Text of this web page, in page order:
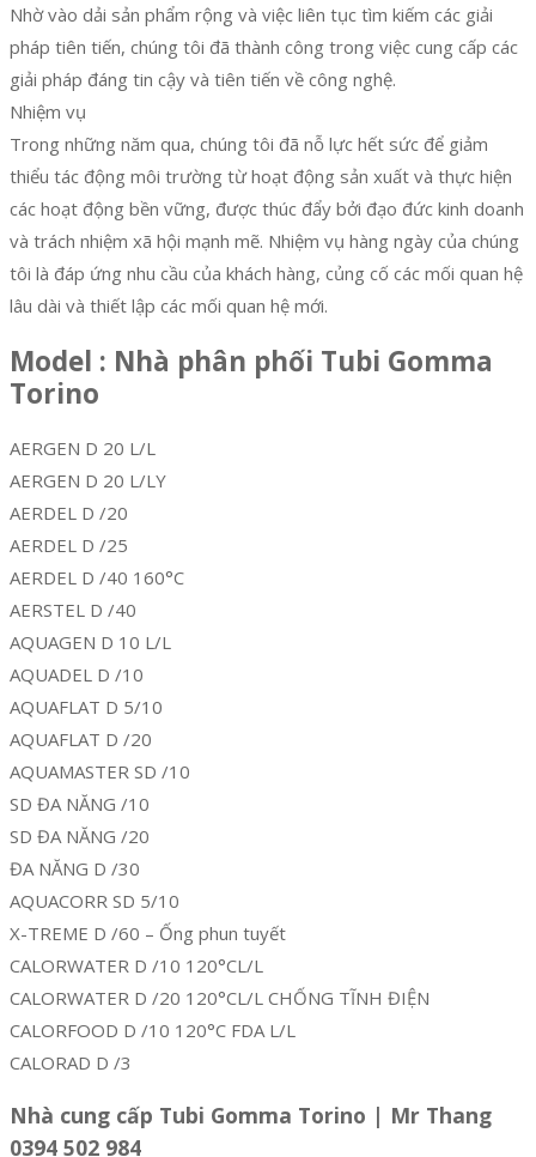
Nhờ vào dải sản phẩm rộng và việc liên tục tìm kiếm các giải
pháp tiên tiến, chúng tôi đã thành công trong việc cung cấp các
giải pháp đáng tin cậy và tiên tiến về công nghệ.
Nhiệm vụ
Trong những năm qua, chúng tôi đã nỗ lực hết sức để giảm
thiểu tác động môi trường từ hoạt động sản xuất và thực hiện
các hoạt động bền vững, được thúc đẩy bởi đạo đức kinh doanh
và trách nhiệm xã hội mạnh mẽ. Nhiệm vụ hàng ngày của chúng
tôi là đáp ứng nhu cầu của khách hàng, củng cố các mối quan hệ
lâu dài và thiết lập các mối quan hệ mới.
Model : Nhà phân phối Tubi Gomma
Torino
AERGEN D 20 L/L
AERGEN D 20 L/LY
AERDEL D /20
AERDEL D /25
AERDEL D /40 160°C
AERSTEL D /40
AQUAGEN D 10 L/L
AQUADEL D /10
AQUAFLAT D 5/10
AQUAFLAT D /20
AQUAMASTER SD /10
SD ĐA NĂNG /10
SD ĐA NĂNG /20
ĐA NĂNG D /30
AQUACORR SD 5/10
X-TREME D /60 – Ống phun tuyết
CALORWATER D /10 120°CL/L
CALORWATER D /20 120°CL/L CHỐNG TĨNH ĐIỆN
CALORFOOD D /10 120°C FDA L/L
CALORAD D /3
Nhà cung cấp Tubi Gomma Torino | Mr Thang
0394 502 984